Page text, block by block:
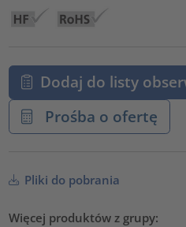
Dodaj do listy
Prośba o ofertę
Pliki do pobrania
Więcej produktów z grupy: